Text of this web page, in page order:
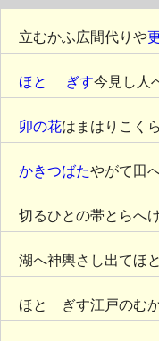
立むかふ広間代りや
ほと ゝぎす今見し人
卯の花はまはりこく
かきつばたやがて田
切るひとの帯とらへ
湖へ神輿さし出てほ
ほとゝぎす江戸のむ